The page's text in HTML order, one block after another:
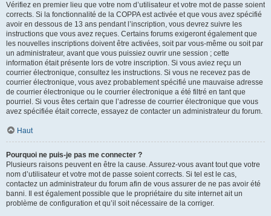
Vérifiez en premier lieu que votre nom d’utilisateur et votre mot de passe soient
corrects. Si la fonctionnalité de la COPPA est activée et que vous avez spécifié
avoir en dessous de 13 ans pendant l’inscription, vous devrez suivre les
instructions que vous avez reçues. Certains forums exigeront également que
les nouvelles inscriptions doivent être activées, soit par vous-même ou soit par
un administrateur, avant que vous puissiez ouvrir une session ; cette
information était présente lors de votre inscription. Si vous aviez reçu un
courrier électronique, consultez les instructions. Si vous ne recevez pas de
courrier électronique, vous avez probablement spécifié une mauvaise adresse
de courrier électronique ou le courrier électronique a été filtré en tant que
pourriel. Si vous êtes certain que l’adresse de courrier électronique que vous
avez spécifiée était correcte, essayez de contacter un administrateur du forum.
Haut
Pourquoi ne puis-je pas me connecter ?
Plusieurs raisons peuvent en être la cause. Assurez-vous avant tout que votre
nom d’utilisateur et votre mot de passe soient corrects. Si tel est le cas,
contactez un administrateur du forum afin de vous assurer de ne pas avoir été
banni. Il est également possible que le propriétaire du site internet ait un
problème de configuration et qu’il soit nécessaire de la corriger.